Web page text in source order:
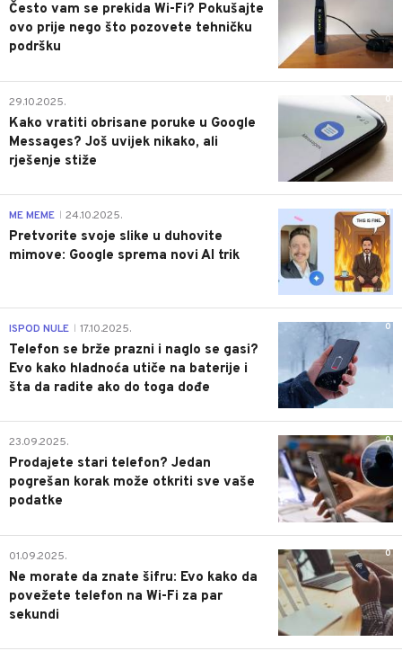
Često vam se prekida Wi-Fi? Pokušajte
ovo prije nego što pozovete tehničku
podršku
0
29.10.2025.
Kako vratiti obrisane poruke u Google
Messages? Još uvijek nikako, ali
rješenje stiže
0
ME MEME 24.10.2025.
Pretvorite svoje slike u duhovite
mimove: Google sprema novi AI trik
0
ISPOD NULE 17.10.2025.
Telefon se brže prazni i naglo se gasi?
Evo kako hladnoća utiče na baterije i
šta da radite ako do toga dođe
0
23.09.2025.
Prodajete stari telefon? Jedan
pogrešan korak može otkriti sve vaše
podatke
0
01.09.2025.
Ne morate da znate šifru: Evo kako da
povežete telefon na Wi-Fi za par
sekundi